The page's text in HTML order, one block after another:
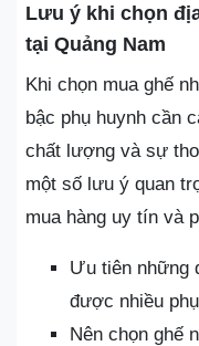
Lưu ý khi chọn
tại Quảng Nam
Khi chọn mua ghế
bậc phụ huynh cần
chất lượng và sự
một số lưu ý quan
mua hàng uy tín và
Ưu tiên những
được nhiều
Nên chọn ghế